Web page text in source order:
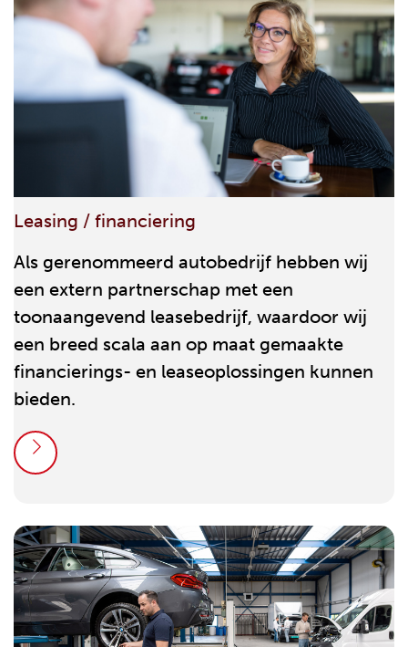
Leasing / financiering
Als gerenommeerd autobedrijf hebben wij
een extern partnerschap met een
toonaangevend leasebedrijf, waardoor wij
een breed scala aan op maat gemaakte
financierings- en leaseoplossingen kunnen
bieden.